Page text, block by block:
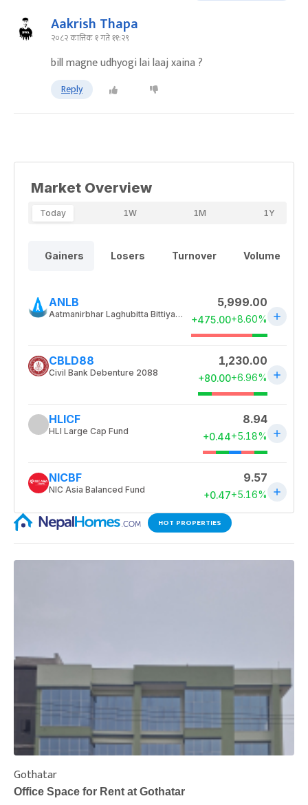
Aakrish Thapa
२०८२ कात्तिक १ गते ११:२९
bill magne udhyogi lai laaj xaina ?
Reply
HOT PROPERTIES
Gothatar
Office Space for Rent at Gothatar